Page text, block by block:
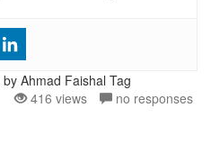
by Ahmad Faishal Tag
416 views
no responses